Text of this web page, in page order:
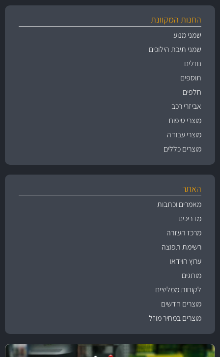
החנות המקוונת
שמני מנוע
שמני תיבת הילוכים
נוזלים
תוספים
חלפים
אביזרי רכב
מוצרי טיפוח
מוצרי עבודה
מוצרים כללים
האתר
מאמרים וכתבות
מדריכים
מרכז העזרה
רשימת תפוצה
ערוץ הוידאו
מותגים
לקוחות ממליצים
מוצרים חדשים
מוצרים במחיר מוזל